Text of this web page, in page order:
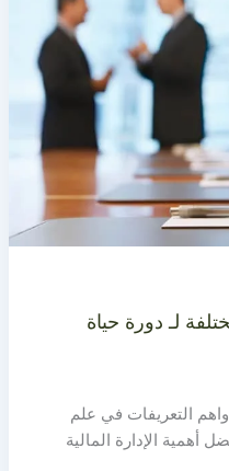
لـ دورة حياة
التعريفات في علم
الإدارة المالية